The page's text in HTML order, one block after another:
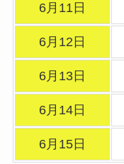
6月11日
6月12日
6月13日
6月14日
6月15日